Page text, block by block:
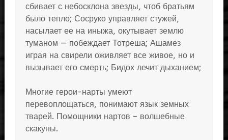
сбивает с небосклона звезды, чтоб братьям
было тепло; Сосруко управляет стужей,
насылает ее на иныжа, окутывает землю
туманом — побеждает Тотреша; Ашамез
играя на свирели оживляет все живое, но и
вызывает его смерть; Бидох лечит дыханием;
Многие герои-нарты умеют
перевоплощаться, понимают язык земных
тварей. Помощники нартов – волшебные
скакуны.